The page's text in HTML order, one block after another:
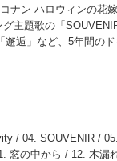
ナン ハロウィンの花
主題歌の「
逅」など、5年間の
/ 04. SOUVENIR /
窓の中から / 12. 木漏